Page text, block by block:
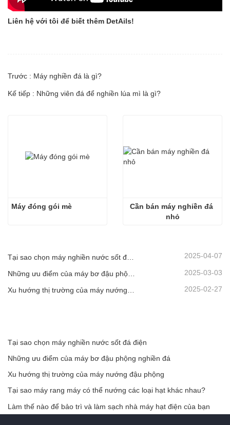
Liên hệ với tôi để biết thêm DetAils!
Trước : Máy nghiền đá là gì?
Kế tiếp : Những viên đá để nghiền lúa mì là gì?
Máy đóng gói mè
Cần bán máy nghiền đá
nhỏ
2025-04-07
2025-03-03
Xu hướng thị trường của máy nướng đậu phộng 2025-02-27
Tại sao chọn máy nghiền nước sốt đá điện
Những ưu điểm của máy bơ đậu phộng nghiền đá
Xu hướng thị trường của máy nướng đậu phộng
Tại sao máy rang máy có thể nướng các loại hạt khác nhau?
Làm thế nào để bảo trì và làm sạch nhà máy hạt điện của bạn